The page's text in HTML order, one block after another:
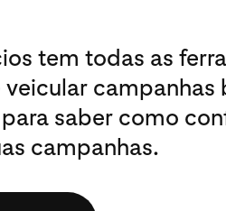
tem todas as
campanhas
saber como
campanhas.